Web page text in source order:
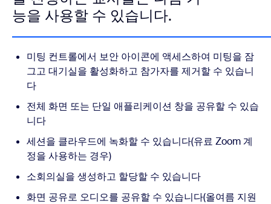
능을 사용할 수 있습니다.
미팅 컨트롤에서 보안 아이콘에 액세스하여 미팅을 잠
그고 대기실을 활성화하고 참가자를 제거할 수 있습니
다
전체 화면 또는 단일 애플리케이션 창을 공유할 수 있습
니다
세션을 클라우드에 녹화할 수 있습니다(유료 Zoom 계
정을 사용하는 경우)
소회의실을 생성하고 할당할 수 있습니다
화면 공유로 오디오를 공유할 수 있습니다(올여름 지원